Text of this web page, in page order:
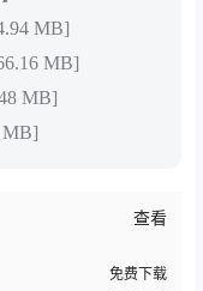
MB]
MB]
MB]
MB]
查看
免费下载